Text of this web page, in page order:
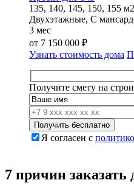
135, 140, 145, 150, 155 м2
Двухэтажные, С
3 мес
от 7 150 000 ₽
Узнать стоимость дома
Получите смету на
Я согласен с
7 причин заказать